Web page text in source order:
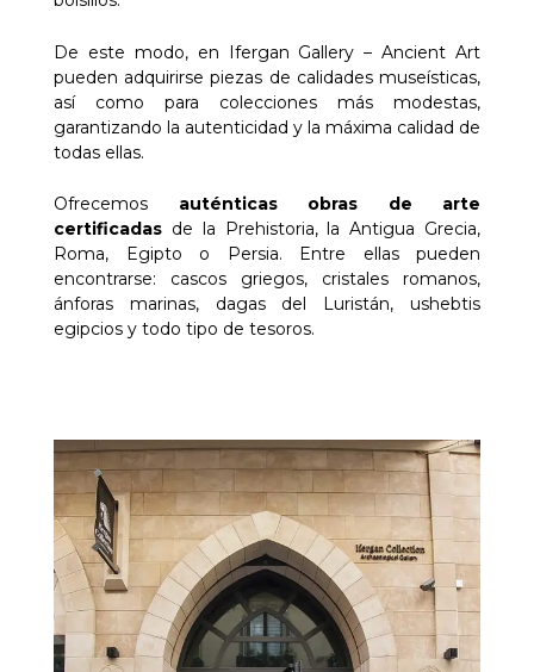
De este modo, en Ifergan Gallery – Ancient Art
pueden adquirirse piezas de calidades museísticas,
así como para colecciones más modestas,
garantizando la autenticidad y la máxima calidad de
todas ellas.
Ofrecemos auténticas obras de arte
certificadas de la Prehistoria, la Antigua Grecia,
Roma, Egipto o Persia. Entre ellas pueden
encontrarse: cascos griegos, cristales romanos,
ánforas marinas, dagas del Luristán, ushebtis
egipcios y todo tipo de tesoros.